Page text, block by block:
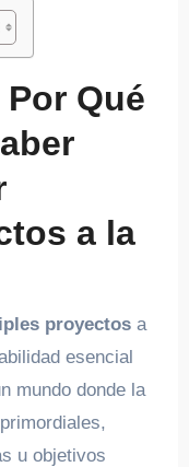
Qué
a la
proyectosa
esencial
mundo donde la
u objetivos